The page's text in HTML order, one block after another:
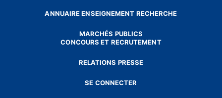
ANNUAIRE ENSEIGNEMENT RECHERCHE
MARCHÉS PUBLICS
CONCOURS ET RECRUTEMENT
RELATIONS PRESSE
SE CONNECTER